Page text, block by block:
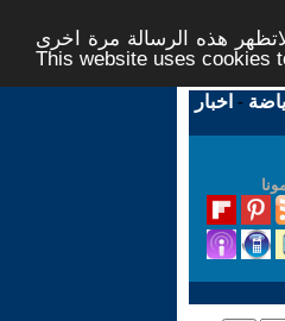
هذه الرسالة مرة اخرى -
This website uses cookies
- اخبار